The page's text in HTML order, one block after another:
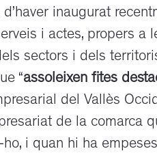
inaugurat
i actes, propers a
sectors i dels
“assoleixen fites
del Vallès
de la comarca
i quan hi ha